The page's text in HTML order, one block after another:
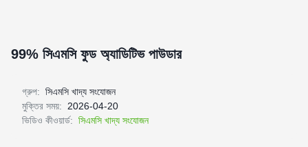
99% সিএমসি ফুড অ্যাডিটিভ পাউডার
গ্রুপ: সিএমসি খাদ্য সংযোজন
মুক্তির সময়:
2026-04-20
ভিডিও কীওয়ার্ড: সিএমসি খাদ্য সংযোজন